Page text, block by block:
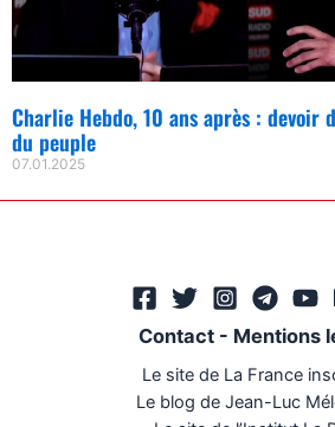
Charlie Hebdo, 10 ans après : devoir
du peuple
07.01.2025
Contact- Mentions
Le site de La France
Le blog de Jean-Luc